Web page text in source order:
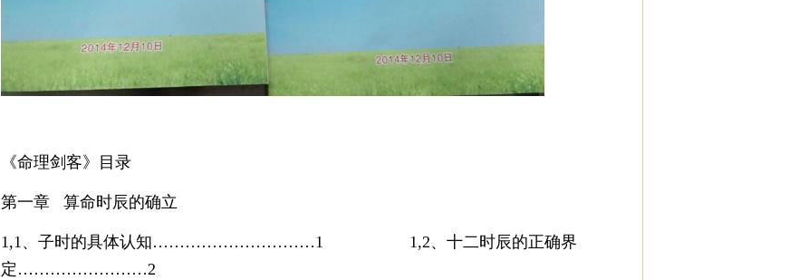
《命理剑客》目录
第一章 算命时辰的确立
1,1、子时的具体认知…………………………1 1,2、十二时辰的正确界
定……………………2